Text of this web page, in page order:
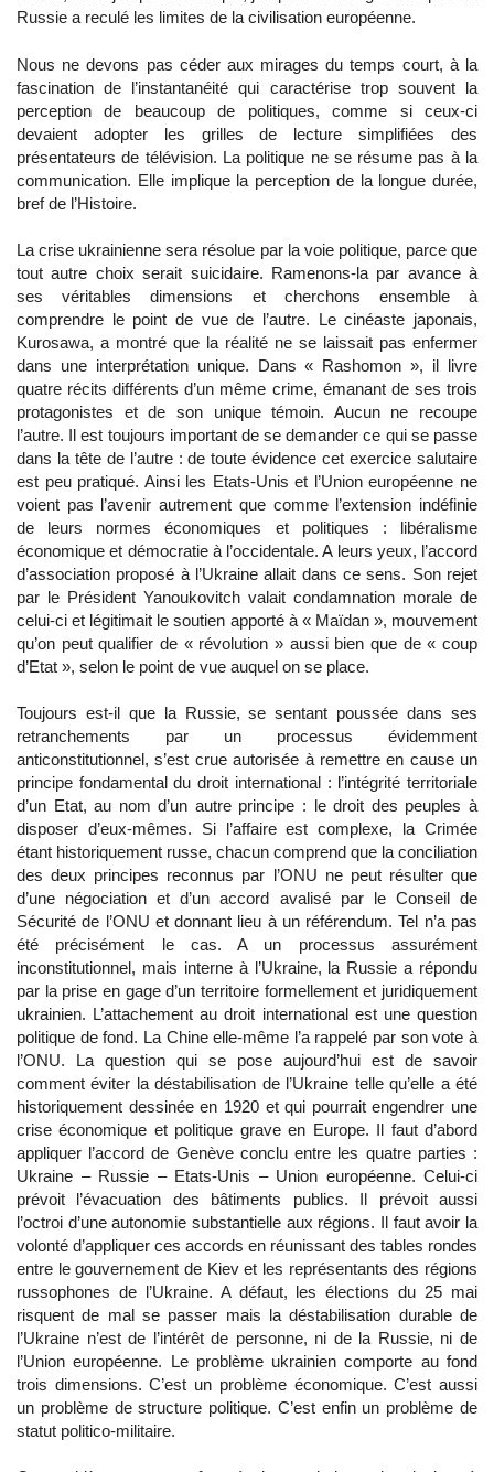
Russie a reculé les limites de la civilisation européenne.
Nous ne devons pas céder aux mirages du temps court, à la
fascination de l’instantanéité qui caractérise trop souvent la
perception de beaucoup de politiques, comme si ceux-ci
devaient adopter les grilles de lecture simplifiées des
présentateurs de télévision. La politique ne se résume pas à la
communication. Elle implique la perception de la longue durée,
bref de l’Histoire.
La crise ukrainienne sera résolue par la voie politique, parce que
tout autre choix serait suicidaire. Ramenons-la par avance à
ses véritables dimensions et cherchons ensemble à
comprendre le point de vue de l’autre. Le cinéaste japonais,
Kurosawa, a montré que la réalité ne se laissait pas enfermer
dans une interprétation unique. Dans « Rashomon », il livre
quatre récits différents d’un même crime, émanant de ses trois
protagonistes et de son unique témoin. Aucun ne recoupe
l’autre. Il est toujours important de se demander ce qui se passe
dans la tête de l’autre : de toute évidence cet exercice salutaire
est peu pratiqué. Ainsi les Etats-Unis et l’Union européenne ne
voient pas l’avenir autrement que comme l’extension indéfinie
de leurs normes économiques et politiques : libéralisme
économique et démocratie à l’occidentale. A leurs yeux, l’accord
d’association proposé à l’Ukraine allait dans ce sens. Son rejet
par le Président Yanoukovitch valait condamnation morale de
celui-ci et légitimait le soutien apporté à « Maïdan », mouvement
qu’on peut qualifier de « révolution » aussi bien que de « coup
d’Etat », selon le point de vue auquel on se place.
Toujours est-il que la Russie, se sentant poussée dans ses
retranchements par un processus évidemment
anticonstitutionnel, s’est crue autorisée à remettre en cause un
principe fondamental du droit international : l’intégrité territoriale
d’un Etat, au nom d’un autre principe : le droit des peuples à
disposer d’eux-mêmes. Si l’affaire est complexe, la Crimée
étant historiquement russe, chacun comprend que la conciliation
des deux principes reconnus par l’ONU ne peut résulter que
d’une négociation et d’un accord avalisé par le Conseil de
Sécurité de l’ONU et donnant lieu à un référendum. Tel n’a pas
été précisément le cas. A un processus assurément
inconstitutionnel, mais interne à l’Ukraine, la Russie a répondu
par la prise en gage d’un territoire formellement et juridiquement
ukrainien. L’attachement au droit international est une question
politique de fond. La Chine elle-même l’a rappelé par son vote à
l’ONU. La question qui se pose aujourd’hui est de savoir
comment éviter la déstabilisation de l’Ukraine telle qu’elle a été
historiquement dessinée en 1920 et qui pourrait engendrer une
crise économique et politique grave en Europe. Il faut d’abord
appliquer l’accord de Genève conclu entre les quatre parties :
Ukraine – Russie – Etats-Unis – Union européenne. Celui-ci
prévoit l’évacuation des bâtiments publics. Il prévoit aussi
l’octroi d’une autonomie substantielle aux régions. Il faut avoir la
volonté d’appliquer ces accords en réunissant des tables rondes
entre le gouvernement de Kiev et les représentants des régions
russophones de l’Ukraine. A défaut, les élections du 25 mai
risquent de mal se passer mais la déstabilisation durable de
l’Ukraine n’est de l’intérêt de personne, ni de la Russie, ni de
l’Union européenne. Le problème ukrainien comporte au fond
trois dimensions. C’est un problème économique. C’est aussi
un problème de structure politique. C’est enfin un problème de
statut politico-militaire.